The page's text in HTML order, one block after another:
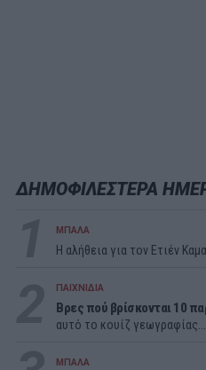
ΔΗΜΟΦΙΛΕΣΤΕΡΑ
ΜΠΑΛΑ
Η αλήθεια για τον Ετιέν
ΠΑΙΧΝΙΔΙΑ
Βρες πού βρίσκονται 10
αυτό το κουίζ
ΜΠΑΛΑ